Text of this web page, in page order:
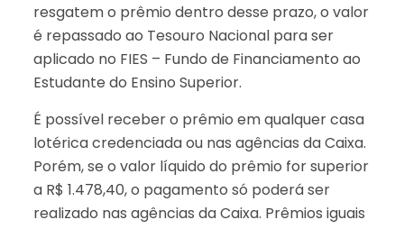
resgatem o prêmio dentro desse prazo, o valor
é repassado ao Tesouro Nacional para ser
aplicado no FIES – Fundo de Financiamento ao
Estudante do Ensino Superior.
É possível receber o prêmio em qualquer casa
lotérica credenciada ou nas agências da Caixa.
Porém, se o valor líquido do prêmio for superior
a R$ 1.478,40, o pagamento só poderá ser
realizado nas agências da Caixa. Prêmios iguais